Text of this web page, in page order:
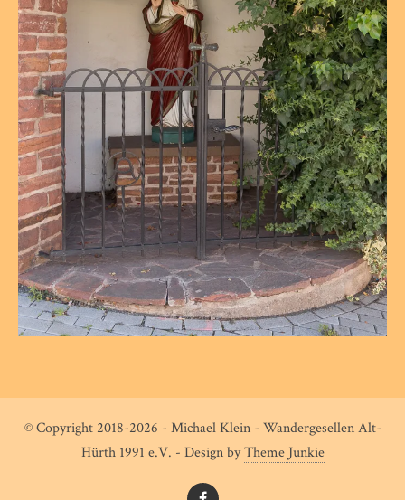
© Copyright 2018-2026 - Michael Klein - Wandergesellen Alt-
Hürth 1991 e.V. - Design byTheme Junkie